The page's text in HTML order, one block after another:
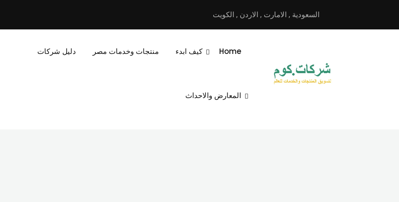
السعودية , الامارت , الاردن , الكويت
Home كيف ابدء منتجات وخدمات مصر دليل شركات
المعارض والاحداث